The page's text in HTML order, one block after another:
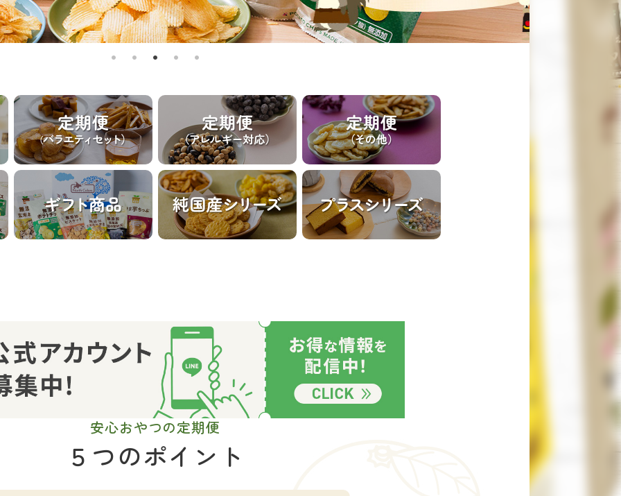
安心おやつの定期便
５つのポイント